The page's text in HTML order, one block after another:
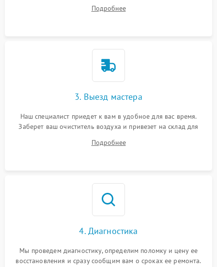
Подробнее
3. Выезд мастера
Наш специалист приедет к вам в удобное для вас время.
Заберет ваш очиститель воздуха и привезет на склад для
Подробнее
4. Диагностика
Мы проведем диагностику, определим поломку и цену ее
восстановления и сразу сообщим вам о сроках ее ремонта.